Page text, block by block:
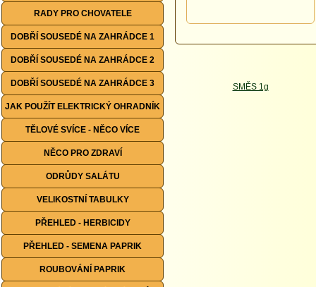
RADY PRO CHOVATELE
DOBŘÍ SOUSEDÉ NA ZAHRÁDCE 1
DOBŘÍ SOUSEDÉ NA ZAHRÁDCE 2
DOBŘÍ SOUSEDÉ NA ZAHRÁDCE 3
JAK POUŽÍT ELEKTRICKÝ OHRADNÍK
TĚLOVÉ SVÍCE - NĚCO VÍCE
NĚCO PRO ZDRAVÍ
ODRŮDY SALÁTU
VELIKOSTNÍ TABULKY
PŘEHLED - HERBICIDY
PŘEHLED - SEMENA PAPRIK
ROUBOVÁNÍ PAPRIK